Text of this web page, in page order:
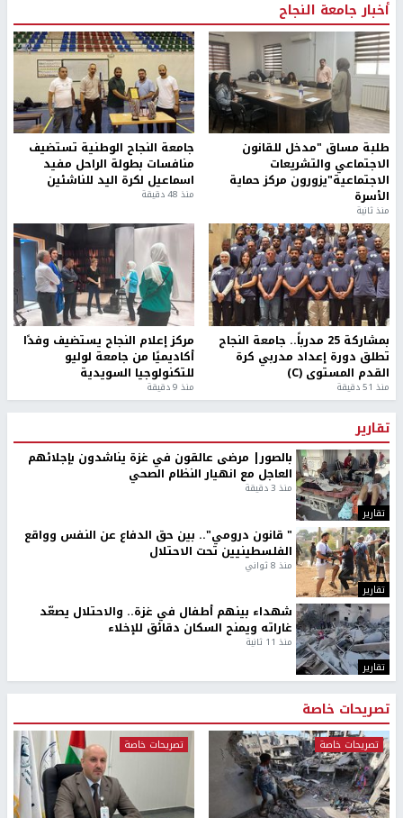
أخبار جامعة النجاح
طلبة مساق "مدخل للقانون
الاجتماعي والتشريعات
الاجتماعية"يزورون مركز حماية
الأسرة
منذ ثانية
جامعة النجاح الوطنية تستضيف
منافسات بطولة الراحل مفيد
اسماعيل لكرة اليد للناشئين
منذ 48 دقيقة
بمشاركة 25 مدرباً.. جامعة النجاح
تطلق دورة إعداد مدربي كرة
القدم المستوى (C)
منذ 51 دقيقة
مركز إعلام النجاح يستضيف وفدًا
أكاديميًا من جامعة لوليو
للتكنولوجيا السويدية
منذ 9 دقيقة
تقارير
تقارير
بالصور| مرضى عالقون في غزة يناشدون بإجلائهم
العاجل مع انهيار النظام الصحي
منذ 3 دقيقة
تقارير
" قانون درومي".. بين حق الدفاع عن النفس وواقع
الفلسطينيين تحت الاحتلال
منذ 8 ثواني
تقارير
شهداء بينهم أطفال في غزة.. والاحتلال يصعّد
غاراته ويمنح السكان دقائق للإخلاء
منذ 11 ثانية
تصريحات خاصة
تصريحات خاصة تصريحات خاصة